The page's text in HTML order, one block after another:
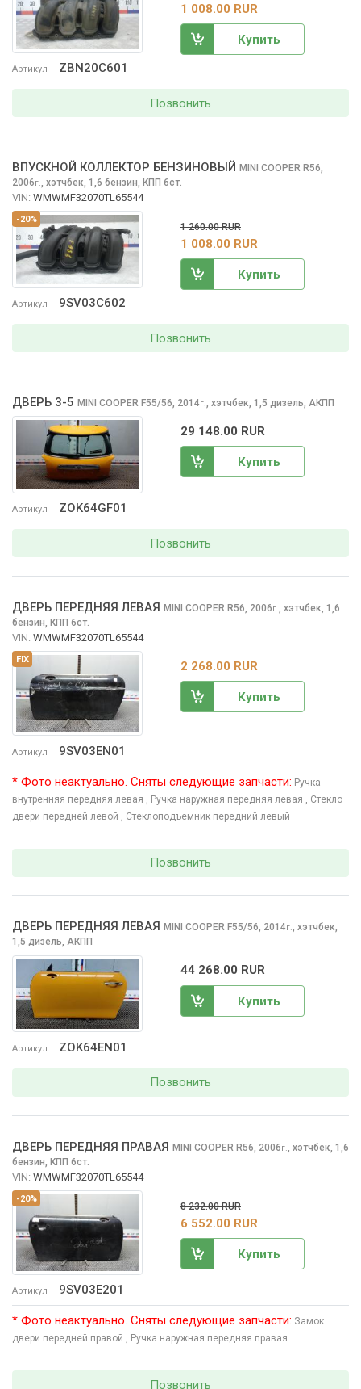
Артикул ZBN20C601
1 008.00 RUR
Купить
Позвонить
-20%
Артикул 9SV03C602
ВПУСКНОЙ КОЛЛЕКТОР БЕНЗИНОВЫЙ MINI COOPER R56,
2006г. хэтчбек, 1,6 бензин, КПП 6ст.
VIN: WMWMF32070TL65544
1 260.00 RUR
1 008.00 RUR
Купить
Позвонить
Артикул ZOK64GF01
ДВЕРЬ 3-5 MINI COOPER F55/56, 2014г., хэтчбек, 1,5 дизель, АКПП
29 148.00 RUR
Купить
Позвонить
FIX
Артикул 9SV03EN01
ДВЕРЬ ПЕРЕДНЯЯ ЛЕВАЯ MINI COOPER R56, 2006г., хэтчбек, 1,6
бензин, КПП 6ст.
VIN: WMWMF32070TL65544
2 268.00 RUR
Купить
* Фото неактуально. Сняты следующие запчасти: Ручка
внутренняя передняя левая
, Ручка наружная передняя левая
, Стекло
двери передней левой
, Стеклоподъемник передний левый
Позвонить
Артикул ZOK64EN01
ДВЕРЬ ПЕРЕДНЯЯ ЛЕВАЯ MINI COOPER F55/56, 2014г., хэтчбек,
1,5 дизель, АКПП
44 268.00 RUR
Купить
Позвонить
-20%
Артикул 9SV03E201
ДВЕРЬ ПЕРЕДНЯЯ ПРАВАЯ MINI COOPER R56, 2006г.
хэтчбек, 1,6
бензин, КПП 6ст.
VIN: WMWMF32070TL65544
8 232.00 RUR
6 552.00 RUR
Купить
* Фото неактуально. Сняты следующие запчасти: Замок
двери передней правой , Ручка наружная передняя правая
Позвонить